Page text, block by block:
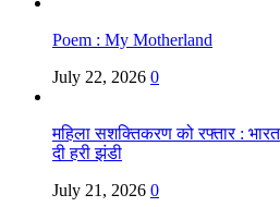
Poem : My Motherland
July 22, 2026 0
महिला सशक्तिकरण को रफ्तार :
दी हरी झंडी
July 21, 2026 0